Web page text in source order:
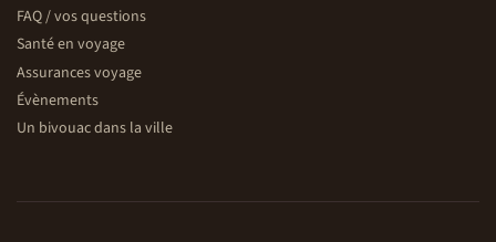
FAQ / vos questions
Santé en voyage
Assurances voyage
Évènements
Un bivouac dans la ville